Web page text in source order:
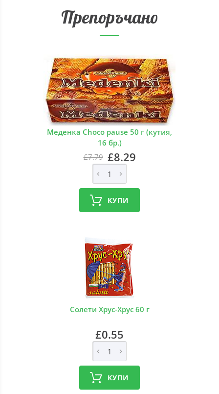
Препоръчано
Меденка Choco pause 50 г (кутия,
16 бр.)
£7.79 £8.29
КУПИ
Солети Хрус-Хрус 60 г
£0.55
КУПИ